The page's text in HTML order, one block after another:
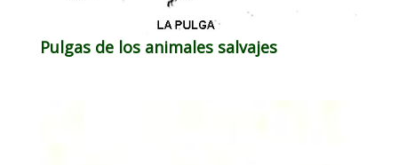
Pulgas de los animales salvajes